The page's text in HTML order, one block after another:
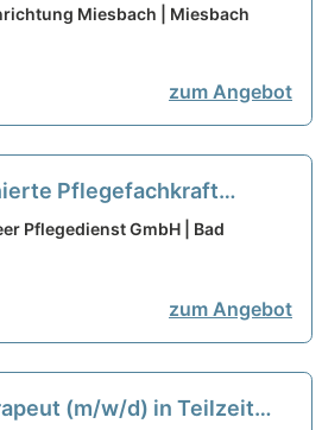
Miesbach | Miesbach
zum Angebot
Pflegefachkraft
in Vollzeit oder Teilzeit –
begleiten, beraten!
Pflegedienst GmbH | Bad
zum Angebot
(m/w/d) in Teilzeit